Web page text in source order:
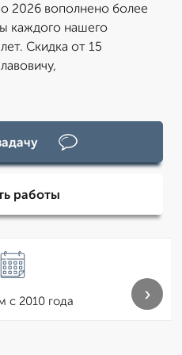
2026 вополнено более
каждого нашего
Скидка от 15
работы
с 2010 года ›